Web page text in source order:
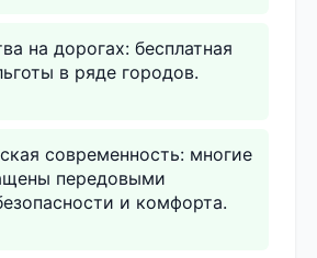
на дорогах: бесплатная
в ряде городов.
современность: многие
передовыми
и комфорта.